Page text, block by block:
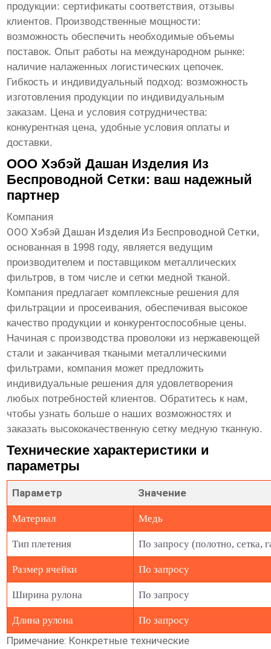
продукции: сертификаты соответствия, отзывы
клиентов. Производственные мощности:
возможность обеспечить необходимые объемы
поставок.Опыт работы на международном рынке:
наличие налаженных логистических цепочек.
Гибкость и индивидуальный подход: возможность
изготовления продукции по индивидуальным
заказам. Цена и условия сотрудничества:
конкурентная цена, удобные условия оплаты и
доставки.
ООО Хэбэй Дашан Изделия Из
Беспроводной Сетки: ваш надежный
партнер
Компания
ООО Хэбэй Дашан Изделия Из Беспроводной Сетки,
основанная в 1998 году, является ведущим
производителем и поставщиком металлических
фильтров, в том числе исетки медной тканой.
Компания предлагает комплексные решения для
фильтрации и просеивания, обеспечивая высокое
качество продукции и конкурентоспособные цены.
Начиная с производства проволоки из нержавеющей
стали и заканчивая ткаными металлическими
фильтрами, компания может предложить
индивидуальные решения для удовлетворения
любых потребностей клиентов. Обратитесь к нам,
чтобы узнать больше о наших возможностях и
заказать высококачественнуюсетку медную тканную.
Технические характеристики и
параметры
Параметр Значение
Материал Медь
Тип плетения По запросу (полотно, сетка,
Размер ячейки По запросу
Ширина рулона По запросу
Длина рулона По запросу
Примечание: Конкретные технические